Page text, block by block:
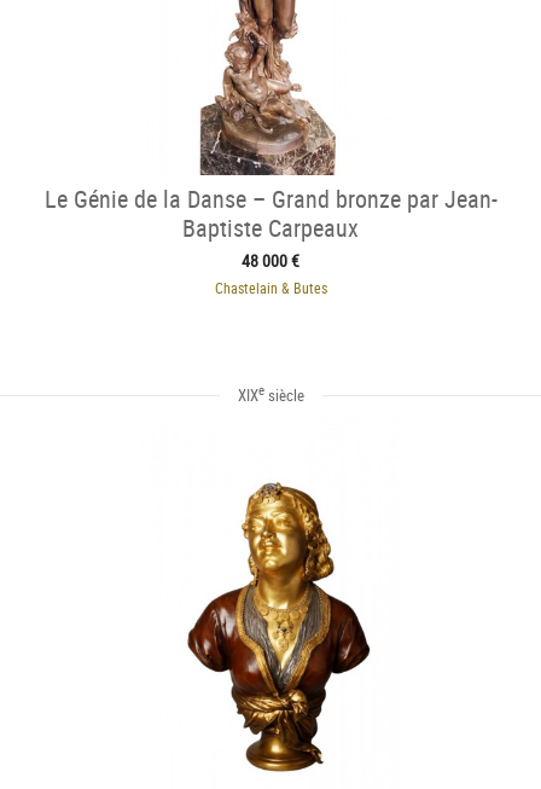
Le Génie de la Danse – Grand bronze par Jean-
Baptiste Carpeaux
48 000 €
Chastelain & Butes
XIXesiècle